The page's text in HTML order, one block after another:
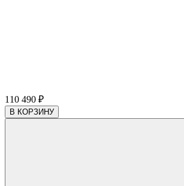
110 490 ₽
В КОРЗИНУ